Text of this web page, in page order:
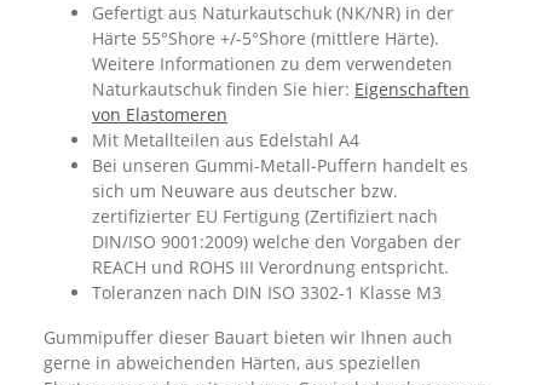
Gefertigt aus Naturkautschuk (NK/NR) in der
Härte 55°Shore +/-5°Shore (mittlere Härte).
Weitere Informationen zu dem verwendeten
Naturkautschuk finden Sie hier: Eigenschaften
von Elastomeren
Mit Metallteilen aus Edelstahl A4
Bei unseren Gummi-Metall-Puffern handelt es
sich um Neuware aus deutscher bzw.
zertifizierter EU Fertigung (Zertifiziert nach
DIN/ISO 9001:2009) welche den Vorgaben der
REACH und ROHS III Verordnung entspricht.
Toleranzen nach DIN ISO 3302-1 Klasse M3
Gummipuffer dieser Bauart bieten wir Ihnen auch
gerne in abweichenden Härten, aus speziellen